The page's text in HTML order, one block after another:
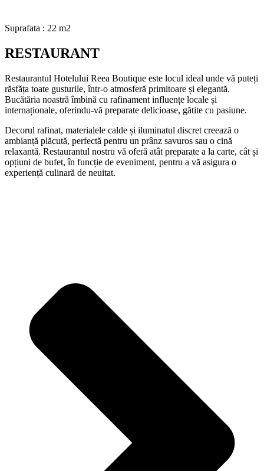
Suprafata : 22 m2
RESTAURANT
Restaurantul Hotelului Reea Boutique este locul ideal unde vă puteți
răsfăța toate gusturile, într-o atmosferă primitoare și elegantă.
Bucătăria noastră îmbină cu rafinament influențe locale și
internaționale, oferindu-vă preparate delicioase, gătite cu pasiune.
Decorul rafinat, materialele calde și iluminatul discret creează o
ambianță plăcută, perfectă pentru un prânz savuros sau o cină
relaxantă. Restaurantul nostru vă oferă atât preparate a la carte, cât și
opțiuni de bufet, în funcție de eveniment, pentru a vă asigura o
experiență culinară de neuitat.